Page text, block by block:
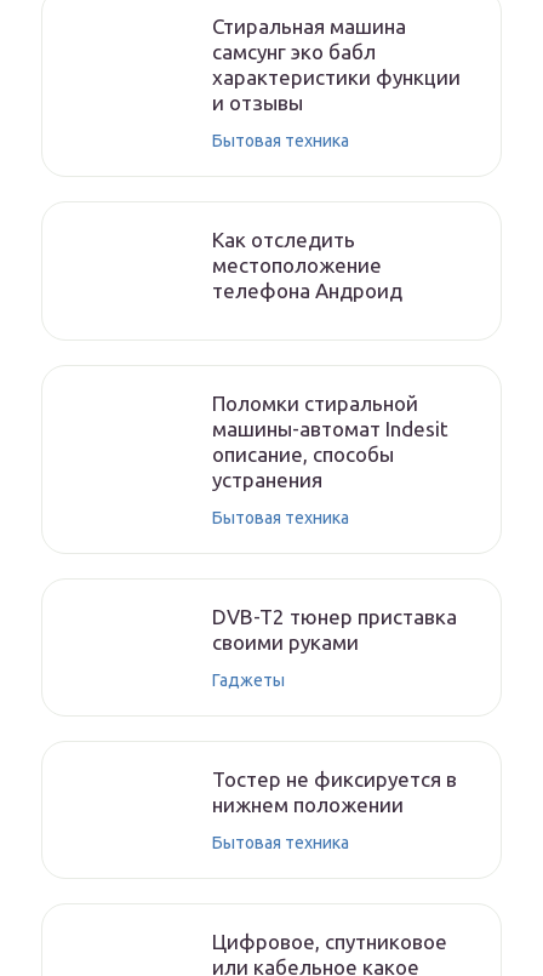
Стиральная машина
самсунг эко бабл
характеристики функции
и отзывы
Бытовая техника
Как отследить
местоположение
телефона Андроид
Поломки стиральной
машины-автомат Indesit
описание, способы
устранения
Бытовая техника
DVB-T2 тюнер приставка
своими руками
Гаджеты
Тостер не фиксируется в
нижнем положении
Бытовая техника
Цифровое, спутниковое
или кабельное какое